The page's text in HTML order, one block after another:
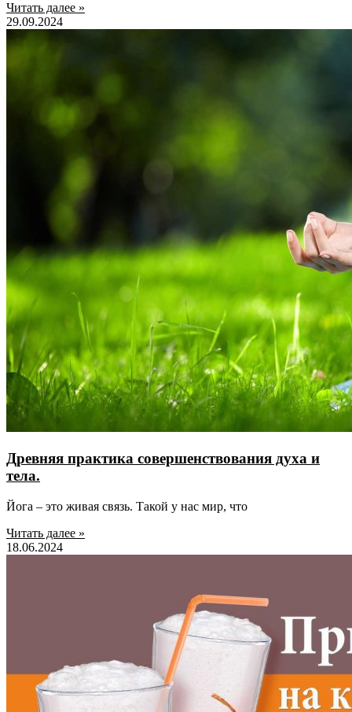
Читать далее »
29.09.2024
Древняя практика совершенствования духа и
тела.
Йога – это живая связь. Такой у нас мир, что
Читать далее »
18.06.2024